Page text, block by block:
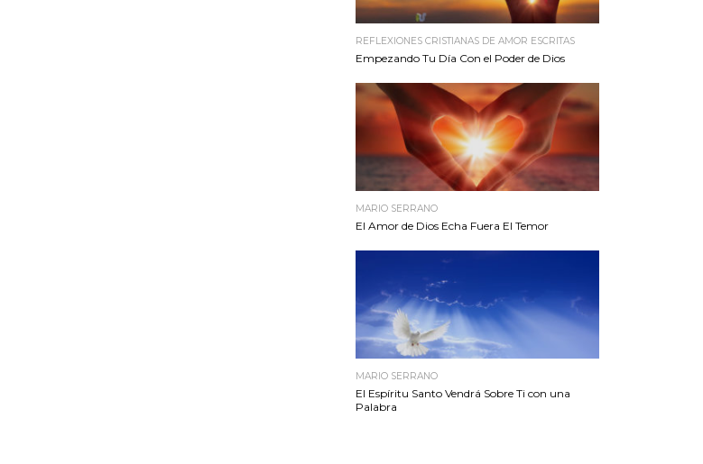
REFLEXIONES CRISTIANAS DE AMOR ESCRITAS
Empezando Tu Día Con el Poder de Dios
MARIO SERRANO
El Amor de Dios Echa Fuera El Temor
MARIO SERRANO
El Espíritu Santo Vendrá Sobre Ti con una
Palabra